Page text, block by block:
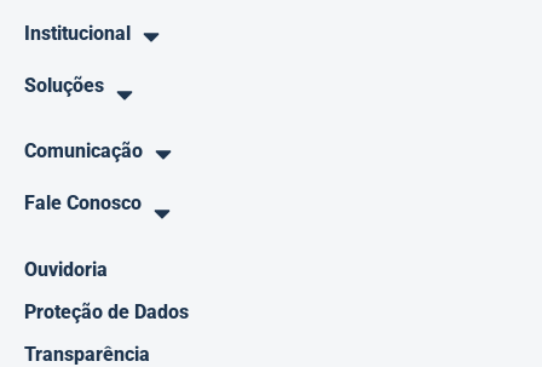
Institucional
Soluções
Comunicação
Fale Conosco
Ouvidoria
Proteção de Dados
Transparência